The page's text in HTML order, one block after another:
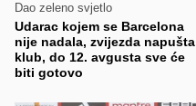
Dao zeleno svjetlo
Udarac kojem se Barcelona
nije nadala, zvijezda napušta
klub, do 12. avgusta sve će
biti gotovo